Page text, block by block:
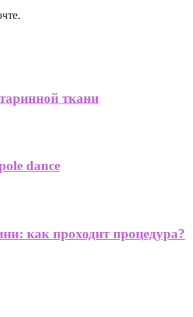
ткани
dance
как проходит процедура?